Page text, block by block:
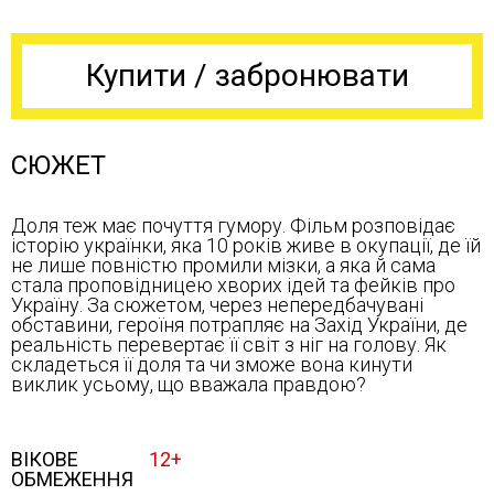
Купити / забронювати
СЮЖЕТ
Доля теж має почуття гумору. Фільм розповідає
історію українки, яка 10 років живе в окупації, де їй
не лише повністю промили мізки, а яка й сама
стала проповідницею хворих ідей та фейків про
Україну. За сюжетом, через непередбачувані
обставини, героїня потрапляє на Захід України, де
реальність перевертає її світ з ніг на голову. Як
складеться її доля та чи зможе вона кинути
виклик усьому, що вважала правдою?
ВІКОВЕ
ОБМЕЖЕННЯ
12+